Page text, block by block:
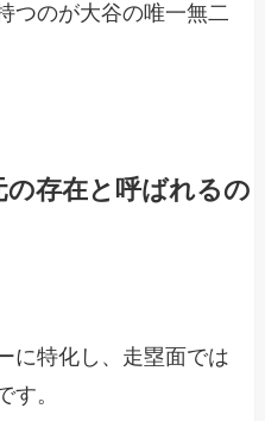
つのが大谷の唯一無二
存在と呼ばれるの
に特化し、走塁面では
す。